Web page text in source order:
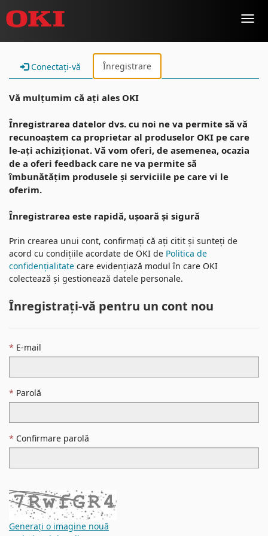
Conectați-vă Înregistrare
Vă mulțumim că ați ales OKI
Înregistrarea datelor dvs. cu noi ne va permite să vă
recunoaștem ca proprietar al produselor OKI pe care
le-ați achiziționat. Vă vom oferi, de asemenea, ocazia
de a oferi feedback care ne va permite să
îmbunătățim produsele și serviciile pe care vi le
oferim.
Înregistrarea este rapidă, ușoară și sigură
Prin crearea unui cont, confirmați că ați citit și sunteți de
acord cu condițiile acordate de OKI de Politica de
confidențialitate care evidențiază modul în care OKI
colectează și gestionează datele personale.
Înregistrați-vă pentru un cont nou
E-mail
Parolă
Confirmare parolă
Generați o imagine nouă